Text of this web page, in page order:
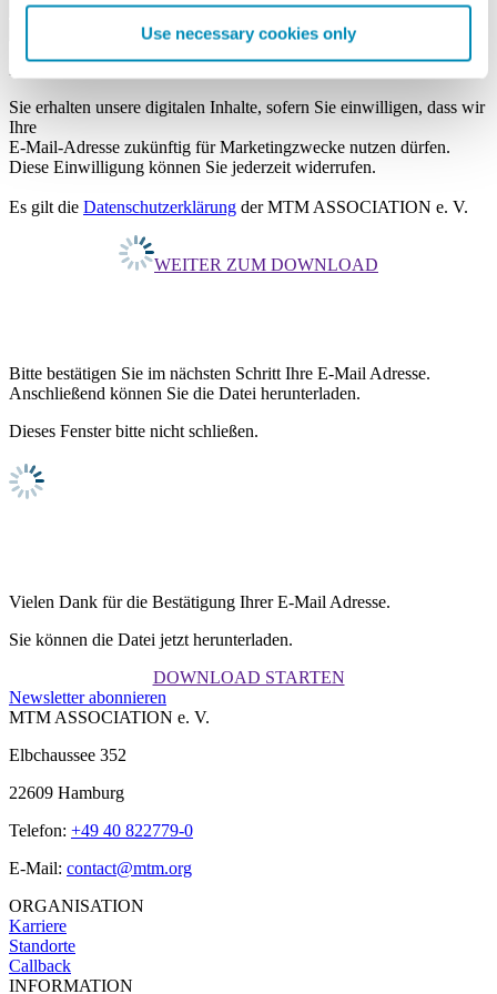
Use necessary cookies only
Sie erhalten unsere digitalen Inhalte, sofern Sie einwilligen, dass wir
Ihre
E-Mail-Adresse zukünftig für Marketingzwecke nutzen dürfen.
Diese Einwilligung können Sie jederzeit widerrufen.
Es gilt die Datenschutzerklärung der MTM ASSOCIATION e. V.
WEITER ZUM DOWNLOAD
Bitte bestätigen Sie im nächsten Schritt Ihre E-Mail Adresse.
Anschließend können Sie die Datei herunterladen.
Dieses Fenster bitte nicht schließen.
Vielen Dank für die Bestätigung Ihrer E-Mail Adresse.
Sie können die Datei jetzt herunterladen.
DOWNLOAD STARTEN
Newsletter abonnieren
MTM ASSOCIATION e. V.
Elbchaussee 352
22609 Hamburg
Telefon: +49 40 822779-0
E-Mail: contact@mtm.org
ORGANISATION
Karriere
Standorte
Callback
INFORMATION